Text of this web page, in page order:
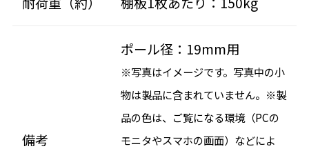
備考
ポール径：19mm用
※写真はイメージです。写真中の小
物は製品に含まれていません。※製
品の色は、ご覧になる環境（PCの
モニタやスマホの画面）などによ